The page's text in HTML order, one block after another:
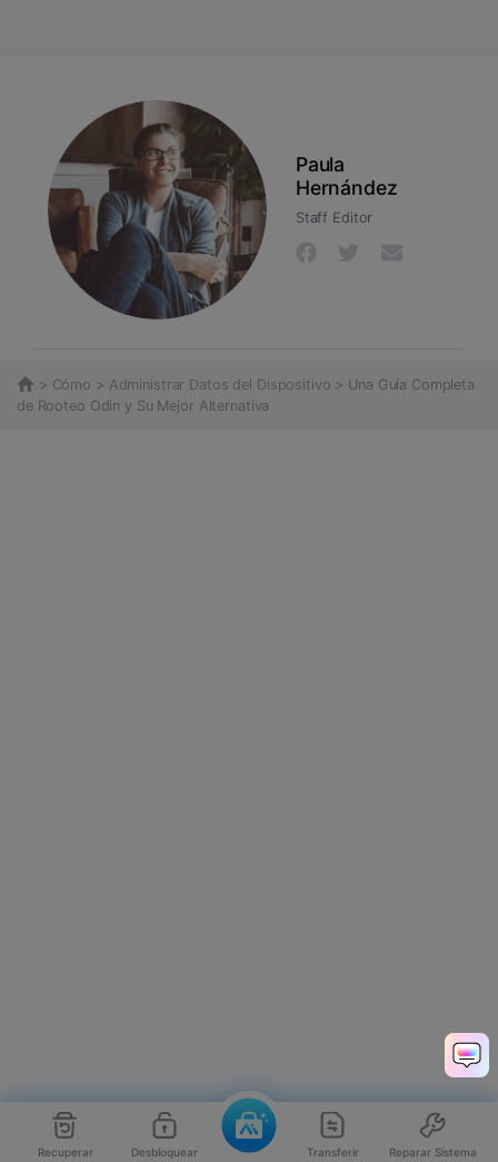
Recuperar Desbloquear Transferir Reparar Sistema
Paula
Hernández
Staff Editor
> Cómo > Administrar Datos del Dispositivo > Una Guía Completa
de Rooteo Odin y Su Mejor Alternativa